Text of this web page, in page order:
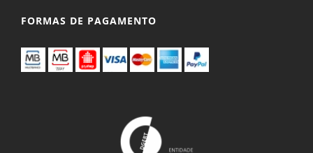
FORMAS DE PAGAMENTO